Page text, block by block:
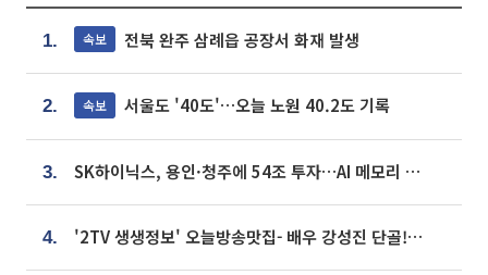
1. 속보 전북 완주 삼례읍 공장서 화재 발생
2. 속보 서울도 '40도'…오늘 노원 40.2도 기록
3. SK하이닉스, 용인·청주에 54조 투자…AI 메모리 생산기지 키운다
4. '2TV 생생정보' 오늘방송맛집- 배우 강성진 단골! 쌀국수ㆍ푸팟퐁 커리 맛집 '블○○○'